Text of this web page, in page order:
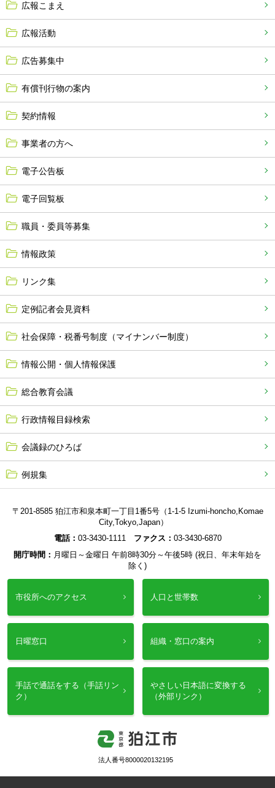
広報こまえ
広報活動
広告募集中
有償刊行物の案内
契約情報
事業者の方へ
電子公告板
電子回覧板
職員・委員等募集
情報政策
リンク集
定例記者会見資料
社会保障・税番号制度（マイナンバー制度）
情報公開・個人情報保護
総合教育会議
行政情報目録検索
会議録のひろば
例規集
〒201-8585 狛江市和泉本町一丁目1番5号（1-1-5 Izumi-honcho,Komae
City,Tokyo,Japan）
電話： 03-3430-1111 ファクス： 03-3430-6870
開庁時間： 月曜日～金曜日 午前8時30分～午後5時 (祝日、年末年始を
除く)
市役所へのアクセス 人口と世帯数
日曜窓口 組織・窓口の案内
手話で通話をする（手話リン
ク）
やさしい日本語に変換する
（外部リンク）
法人番号8000020132195